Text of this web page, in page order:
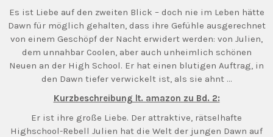
Es ist Liebe auf den zweiten Blick – doch nie im Leben hätte
Dawn für möglich gehalten, dass ihre Gefühle ausgerechnet
von einem Geschöpf der Nacht erwidert werden: von Julien,
dem unnahbar Coolen, aber auch unheimlich schönen
Neuen an der High School. Er hat einen blutigen Auftrag, in
den Dawn tiefer verwickelt ist, als sie ahnt …
Kurzbeschreibung lt. amazon zu Bd. 2:
Er ist ihre große Liebe. Der attraktive, rätselhafte
Highschool-Rebell Julien hat die Welt der jungen Dawn auf